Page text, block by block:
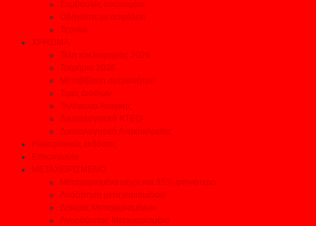
Συμβουλές οικονομίας
Οδηγείστε με ασφάλεια
Τεχνικά
ΧΡΗΣΙΜΑ
Τέλη κυκλοφορίας 2026
Τεκμήρια 2026
Μεταβίβαση αυτοκινήτου
Τιμές Διοδίων
Τηλέφωνα Ανάγκης
Δικαιολογητικά ΚΤΕΟ
Δικαιολογητικά Ανακύκλωσης
Ηλεκτρονικές εκδόσεις
Επικοινωνία
ΜΕΤΑΧΕΙΡΙΣΜΕΝΟ
Μεταχειρισμένα μέχρι και 35% φτηνότερα
Αναζήτηση μεταχειρισμένου
Δοκιμές Μεταχειρισμένων
Αγοράζοντας Μεταχειρισμένο